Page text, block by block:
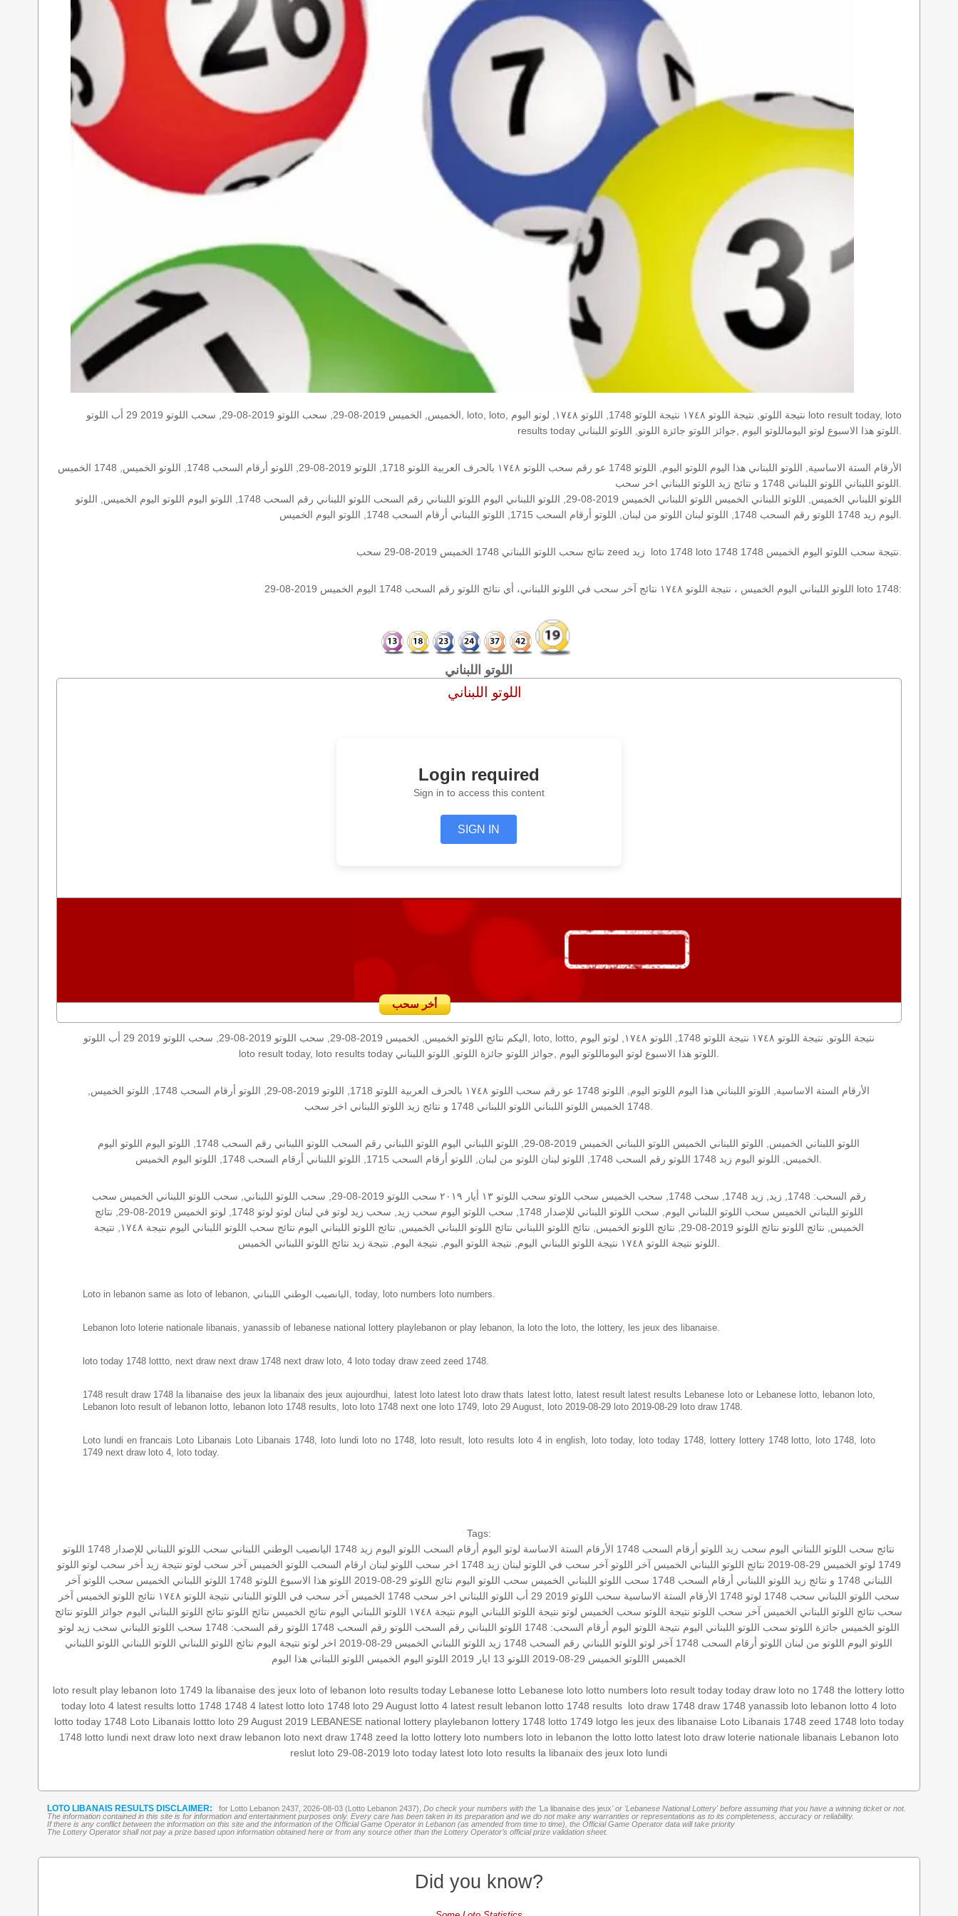
الخميس, الخميس 2019-08-29, سحب اللوتو 2019-08-29, سحب اللوتو 2019 29 أب اللوتو, loto, loto, نتيجة اللوتو, نتيجة اللوتو ١٧٤٨ نتيجة اللوتو 1748, اللوتو ١٧٤٨, لوتو اليوم loto result today, loto
الأرقام الستة الاساسية, اللوتو اللبناني هذا اليوم اللوتو اليوم, اللوتو 1748 عو رقم سحب اللوتو ١٧٤٨ بالحرف العربية اللوتو 1718, اللوتو 2019-08-29, اللوتو أرقام السحب 1748, اللوتو الخميس, 1748 الخميس
اللوتو اللبناني الخميس, اللوتو اللبناني الخميس اللوتو اللبناني الخميس 2019-08-29, اللوتو اللبناني اليوم اللوتو اللبناني رقم السحب اللوتو اللبناني رقم السحب 1748, اللوتو اليوم اللوتو اليوم الخميس, اللوتو
اللوتو اللبناني اليوم الخميس ، نتيجة اللوتو ١٧٤٨ نتائج آخر سحب في اللوتو اللبناني، أي نتائج اللوتو رقم السحب 1748 اليوم الخميس 2019-08-29 loto 1748:
اللوتو اللبناني
اللوتو اللبناني
Login required
Sign in to access this content
SIGN IN
أخر سحب
اليكم نتائج اللوتو الخميس, الخميس 2019-08-29, سحب اللوتو 2019-08-29, سحب اللوتو 2019 29 أب اللوتو, loto, lotto, نتيجة اللوتو, نتيجة اللوتو ١٧٤٨ نتيجة اللوتو 1748, اللوتو ١٧٤٨, لوتو اليوم
الأرقام الستة الاساسية, اللوتو اللبناني هذا اليوم اللوتو اليوم, اللوتو 1748 عو رقم سحب اللوتو ١٧٤٨ بالحرف العربية اللوتو 1718, اللوتو 2019-08-29, اللوتو أرقام السحب 1748, اللوتو الخميس,
اللوتو اللبناني الخميس, اللوتو اللبناني الخميس اللوتو اللبناني الخميس 2019-08-29, اللوتو اللبناني اليوم اللوتو اللبناني رقم السحب اللوتو اللبناني رقم السحب 1748, اللوتو اليوم اللوتو اليوم
رقم السحب: 1748, زيد, زيد 1748, سحب 1748, سحب الخميس سحب اللوتو سحب اللوتو ١٣ أيار ٢٠١٩ سحب اللوتو 2019-08-29, سحب اللوتو اللبناني, سحب اللوتو اللبناني الخميس سحب
اللوتو اللبناني الخميس سحب اللوتو اللبناني اليوم, سحب اللوتو اللبناني للإصدار 1748, سحب اللوتو اليوم سحب زيد, سحب زيد لوتو في لبنان لوتو لوتو 1748, لوتو الخميس 2019-08-29, نتائج
الخميس, نتائج اللوتو نتائج اللوتو 2019-08-29, نتائج اللوتو الخميس, نتائج اللوتو اللبناني نتائج اللوتو اللبناني الخميس, نتائج اللوتو اللبناني اليوم نتائج سحب اللوتو اللبناني اليوم نتيجة ١٧٤٨, نتيجة
Loto in lebanon same as loto of lebanon, اليانصيب الوطني اللبناني, today, loto numbers loto numbers.
Lebanon loto loterie nationale libanais, yanassib of lebanese national lottery playlebanon or play lebanon, la loto the loto, the lottery, les jeux des libanaise.
loto today 1748 lottto, next draw next draw 1748 next draw loto, 4 loto today draw zeed zeed 1748.
1748 result draw 1748 la libanaise des jeux la libanaix des jeux aujourdhui, latest loto latest loto draw thats latest lotto, latest result latest results Lebanese loto or Lebanese lotto, lebanon loto,
Lebanon loto result of lebanon lotto, lebanon loto 1748 results, loto loto 1748 next one loto 1749, loto 29 August, loto 2019-08-29 loto 2019-08-29 loto draw 1748.
Loto lundi en francais Loto Libanais Loto Libanais 1748, loto lundi loto no 1748, loto result, loto results loto 4 in english, loto today, loto today 1748, lottery lottery 1748 lotto, loto 1748, loto
1749 next draw loto 4, loto today.
Tags:
نتائج سحب اللوتو اللبناني اليوم سحب زيد اللوتو أرقام السحب 1748 الأرقام الستة الاساسة لوتو اليوم أرقام السحب اللوتو اليوم زيد 1748 اليانصيب الوطني اللبناني سحب اللوتو اللبناني للإصدار 1748
اللوتو
1749 لوتو الخميس 29-08-2019 نتائج اللوتو اللبناني الخميس آخر اللوتو آخر سحب في اللوتو لبنان زيد 1748 اخر سحب اللوتو لبنان ارقام السحب اللوتو الخميس آخر سحب لوتو نتيجة زيد أخر سحب لوتو اللوتو
اللبناني 1748 و نتائج زيد
اللوتو اللبناني أرقام السحب 1748 سحب اللوتو اللبناني الخميس سحب اللوتو اليوم نتائج اللوتو 29-08-2019 اللوتو هذا الاسبوع اللوتو 1748 اللوتو اللبناني الخميس سحب اللوتو آخر
سحب اللوتو اللبناني سحب 1748 لوتو 1748 الأرقام الستة الاساسية سحب اللوتو 2019 29 أب اللوتو اللبناني اخر سحب 1748 الخميس آخر سحب في اللوتو اللبناني نتيجة اللوتو ١٧٤٨ نتائج اللوتو الخميس آخر
سحب نتائج اللوتو اللبناني الخميس آخر سحب اللوتو نتيجة اللوتو سحب الخميس لوتو نتيجة اللوتو اللبناني اليوم نتيجة ١٧٤٨ اللوتو اللبناني اليوم نتائج الخميس نتائج اللوتو نتائج اللوتو اللبناني اليوم جوائز اللوتو نتائج
اللوتو الخميس جائزة اللوتو سحب اللوتو اللبناني اليوم نتيجة اللوتو اليوم أرقام السحب: 1748 اللوتو اللبناني رقم السحب اللوتو رقم السحب 1748 اللوتو رقم السحب: 1748 سحب اللوتو اللبناني سحب زيد لوتو
اللوتو اليوم اللوتو من لبنان اللوتو أرقام السحب 1748 آخر لوتو اللوتو اللبناني رقم السحب 1748 زيد اللوتو اللبناني الخميس 29-08-2019 اخر لوتو نتيجة اليوم نتائج اللوتو اللبناني اللوتو اللبناني اللوتو اللبناني
الخميس االلوتو الخميس 29-08-2019 اللوتو 13 ايار 2019 اللوتو اليوم الخميس اللوتو اللبناني هذا اليوم
loto result play lebanon loto 1749 la libanaise des jeux loto of lebanon loto results today Lebanese lotto Lebanese loto lotto numbers loto result today today draw loto no 1748 the lottery lotto
today loto 4 latest results lotto 1748 1748 4 latest lotto loto 1748 loto 29 August lotto 4 latest result lebanon lotto 1748 results loto draw 1748 draw 1748 yanassib loto lebanon lotto 4 loto
lotto today 1748 Loto Libanais lottto loto 29 August 2019 LEBANESE national lottery playlebanon lottery 1748 lotto 1749 lotgo les jeux des libanaise Loto Libanais 1748 zeed 1748 loto today
1748 lotto lundi next draw loto next draw lebanon loto next draw 1748 zeed la lotto lottery loto numbers loto in lebanon the lotto lotto latest loto draw loterie nationale libanais Lebanon loto
reslut loto 29-08-2019 loto today latest loto loto results la libanaix des jeux loto lundi
LOTO LIBANAIS RESULTS DISCLAIMER: for Lotto Lebanon 2437, 2026-08-03 (Lotto Lebanon 2437), Do check your numbers with the 'La libanaise des jeux' or 'Lebanese National Lottery' before assuming that you have a winning ticket or not.
The information contained in this site is for information and entertainment purposes only. Every care has been taken in its preparation and we do not make any warranties or representations as to its completeness, accuracy or reliability.
If there is any conflict between the information on this site and the information of the Official Game Operator in Lebanon (as amended from time to time), the Official Game Operator data will take priority
The Lottery Operator shall not pay a prize based upon information obtained here or from any source other than the Lottery Operator’s official prize validation sheet.
Did you know?